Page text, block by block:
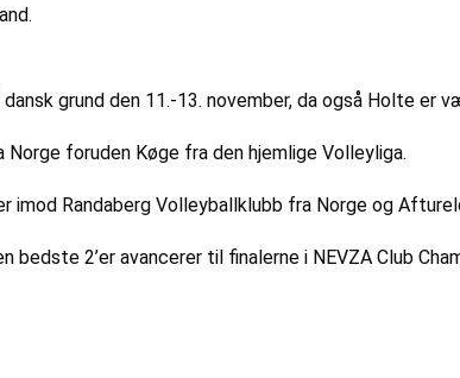
grund den 11.-13. november, da også Holte er
Norge foruden Køge fra den hjemlige Volleyliga.
imod Randaberg Volleyballklubb fra Norge og
2’er avancerer til finalerne i NEVZA Club